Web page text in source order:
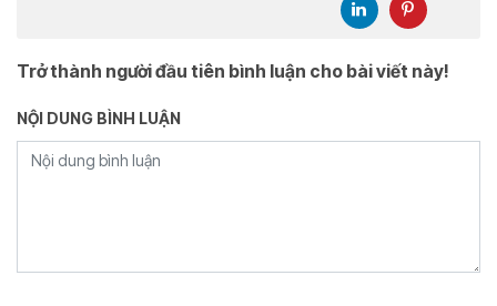
Trở thành người đầu tiên bình luận cho bài viết này!
NỘI DUNG BÌNH LUẬN